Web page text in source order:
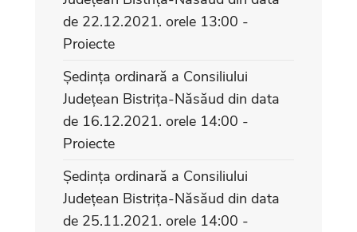
de 22.12.2021. orele 13:00 -
Proiecte
Ședința ordinară a Consiliului
Județean Bistrița-Năsăud din data
de 16.12.2021. orele 14:00 -
Proiecte
Ședința ordinară a Consiliului
Județean Bistrița-Năsăud din data
de 25.11.2021. orele 14:00 -